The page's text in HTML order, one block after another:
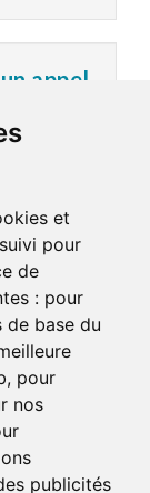
et
pour
de
: pour
base du
, pour
nos
publicités
appel
vous a
ligne :